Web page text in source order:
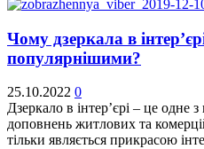
Чому дзеркала в
популярнішими?
25.10.2022 0
Дзеркало в інтер’єрі – це одне
доповнень житлових та
тільки являється прикрасою